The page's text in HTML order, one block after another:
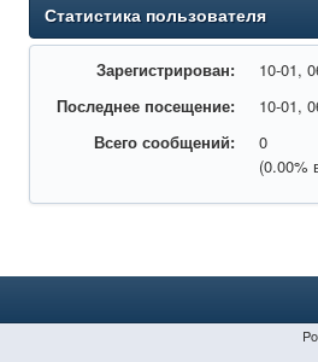
Статистика пользователя
Зарегистрирован:
10-01,
Последнее посещение:
10-01,
Всего сообщений:
0
(0.00%